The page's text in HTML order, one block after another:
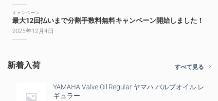
キャンペーン
最大12回払いまで分割手数料無料キャンペーン開始しました！
2025年12月4日
新着入荷 すべて見る
YAMAHA Valve Oil Regular ヤマハ バルブオイル レ
ギュラー